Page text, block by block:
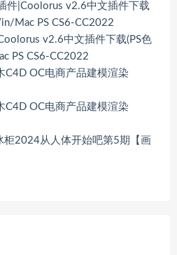
件|Coolorus v2.6中文插件下载
Mac PS CS6-CC2022
v2.6中文插件下载(PS色
PS CS6-CC2022
C4D OC电商产品建模渲染
C4D OC电商产品建模渲染
柜2024从人体开始吧第5期【画